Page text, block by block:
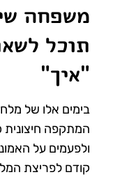
משפחה
תוכל
"איך"
בימים אלו של
המתקפה חיצונית
ולפעמים על
קודם לפריצת